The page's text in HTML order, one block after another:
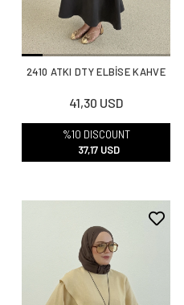
2410 ATKI DTY ELBİSE KAHVE
41,30 USD
%10 DISCOUNT
37,17 USD